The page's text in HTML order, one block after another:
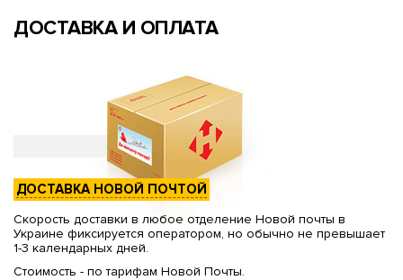
ДОСТАВКА И ОПЛАТА
ДОСТАВКА НОВОЙ ПОЧТОЙ
Скорость доставки в любое отделение Новой почты в
Украине фиксируется оператором, но обычно не превышает
1-3 календарных дней.
Стоимость - по тарифам Новой Почты.